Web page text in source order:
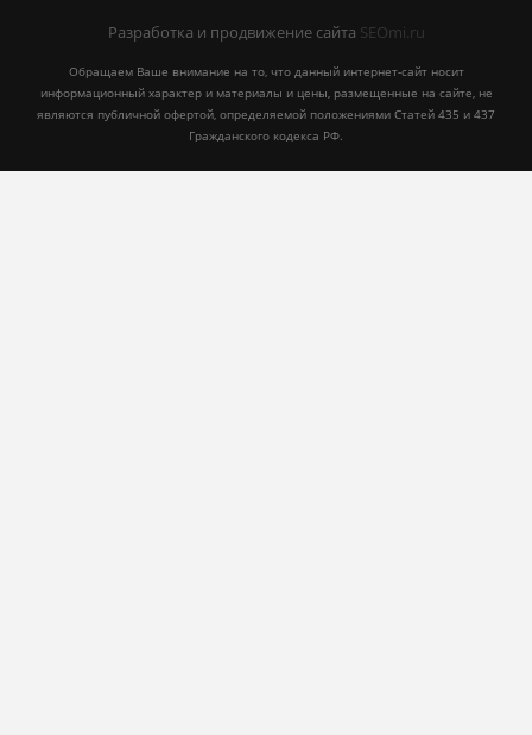
Разработка и продвижение сайта SEOmi.ru
Обращаем Ваше внимание на то, что данный интернет-сайт носит
информационный характер и материалы и цены, размещенные на сайте, не
являются публичной офертой, определяемой положениями Статей 435 и 437
Гражданского кодекса РФ.